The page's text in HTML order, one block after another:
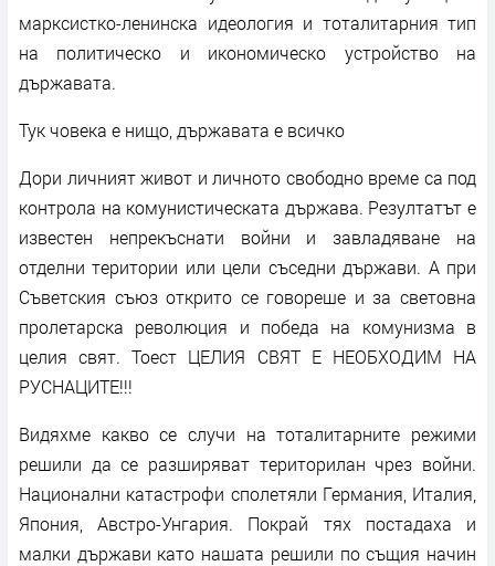
марксистко-ленинска идеология и тоталитарния тип
на политическо и икономическо устройство на
държавата.
Тук човека е нищо, държавата е всичко
Дори личният живот и личното свободно време са под
контрола на комунистическата държава. Резултатът е
известен непрекъснати войни и завладяване на
отделни територии или цели съседни държави. А при
Съветския съюз открито се говореше и за световна
пролетарска революция и победа на комунизма в
целия свят. Тоест ЦЕЛИЯ СВЯТ Е НЕОБХОДИМ НА
РУСНАЦИТЕ!!!
Видяхме какво се случи на тоталитарните режими
решили да се разширяват територилан чрез войни.
Национални катастрофи сполетяли Германия, Италия,
Япония, Австро-Унгария. Покрай тях постадаха и
малки държави като нашата решили по същия начин